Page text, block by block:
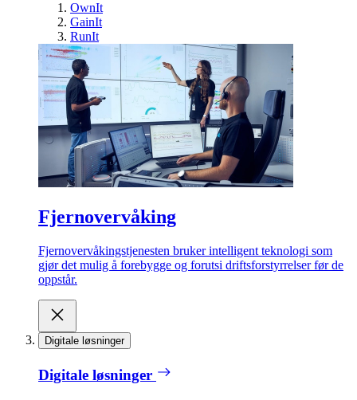
OwnIt
GainIt
RunIt
Fjernovervåking
Fjernovervåkingstjenesten bruker intelligent teknologi som
gjør det mulig å forebygge og forutsi driftsforstyrrelser før de
oppstår.
Digitale løsninger
Digitale løsninger